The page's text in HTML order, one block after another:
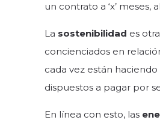
un contrato a ‘x’
La sostenibilidad es
concienciados en
cada vez están
dispuestos a pagar por
En línea con esto, las